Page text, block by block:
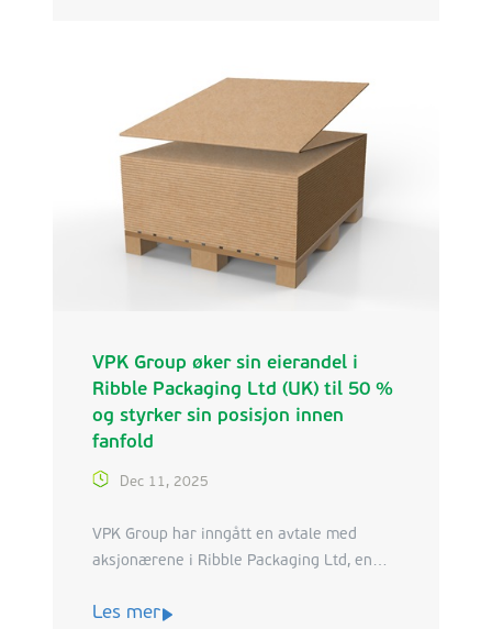
Lincoln Esau hvordan man jobber med
HMS på fabrikken for å oppnå så gode
resultater og hvilke utfordringer de ser for
å opprettholde nivået i årene fremover.
VPK Group øker sin eierandel i
Ribble Packaging Ltd (UK) til 50 %
og styrker sin posisjon innen
fanfold
Dec 11, 2025
VPK Group har inngått en avtale med
aksjonærene i Ribble Packaging Ltd, en
sin eierandel fra 30 % til 50 %. Dette gir
Les mer